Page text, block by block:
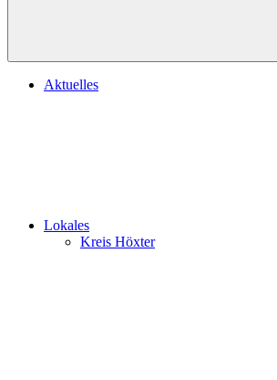
Aktuelles
Lokales
Kreis Höxter